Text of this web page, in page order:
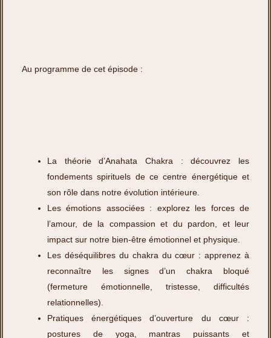
Au programme de cet épisode :
La théorie d’Anahata Chakra : découvrez les
fondements spirituels de ce centre énergétique et
son rôle dans notre évolution intérieure.
Les émotions associées : explorez les forces de
l’amour, de la compassion et du pardon, et leur
impact sur notre bien-être émotionnel et physique.
Les déséquilibres du chakra du cœur : apprenez à
reconnaître les signes d’un chakra bloqué
(fermeture émotionnelle, tristesse, difficultés
relationnelles).
Pratiques énergétiques d’ouverture du cœur :
postures de yoga, mantras puissants et